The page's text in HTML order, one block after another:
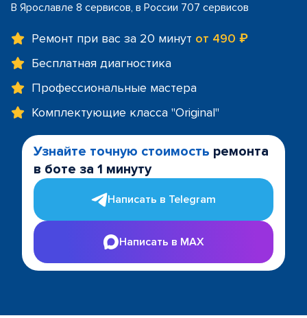
В Ярославле 8 сервисов, в России 707 сервисов
Ремонт при вас за 20 минут от 490 ₽
Бесплатная диагностика
Профессиональные мастера
Комплектующие класса "Original"
Узнайте точную стоимость ремонта
в боте за 1 минуту
Написать в Telegram
Написать в MAX